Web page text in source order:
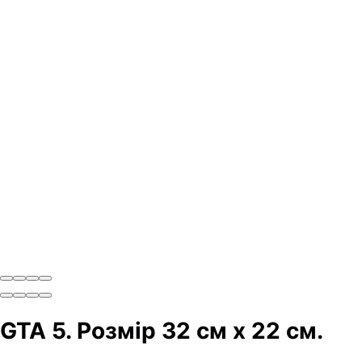
GTA 5. Розмір 32 см х 22 см.